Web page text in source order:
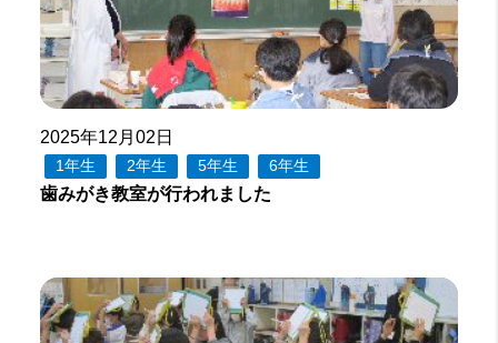
2025年12月02日
1年生 2年生 5年生 6年生
歯みがき教室が行われました